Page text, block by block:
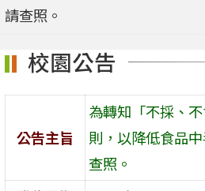
區請查照。
校園公告
公告主旨
為轉知「不採、
則，以降低食品
查照。